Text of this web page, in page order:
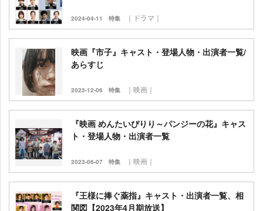
2024-04-11 特集 ｜ドラマ｜
映画『市子』キャスト・登場人物・出演者一覧/
あらすじ
2023-12-06 特集 ｜映画｜
『映画 めんたいぴりり～パンジーの花』キャス
ト・登場人物・出演者一覧
2023-06-07 特集 ｜映画｜
『王様に捧ぐ薬指』キャスト・出演者一覧、相
関図【2023年4月期放送】